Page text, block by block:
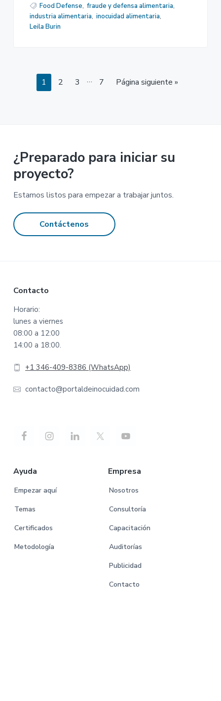
Food Defense, fraude y defensa alimentaria,
industria alimentaria, inocuidad alimentaria,
Leila Burin
Página
1 Página
2 Página
3
Páginas
… Página
7 Página siguiente »
¿Preparado para iniciar su
proyecto?
Estamos listos para empezar a trabajar juntos.
Contáctenos
Footer
Contacto
Horario:
lunes a viernes
08:00 a 12:00
14:00 a 18:00.
+1 346-409-8386 (WhatsApp)
contacto@portaldeinocuidad.com
Ayuda
Empezar aquí
Temas
Certificados
Metodología
Empresa
Nosotros
Consultoría
Capacitación
Auditorías
Publicidad
Contacto